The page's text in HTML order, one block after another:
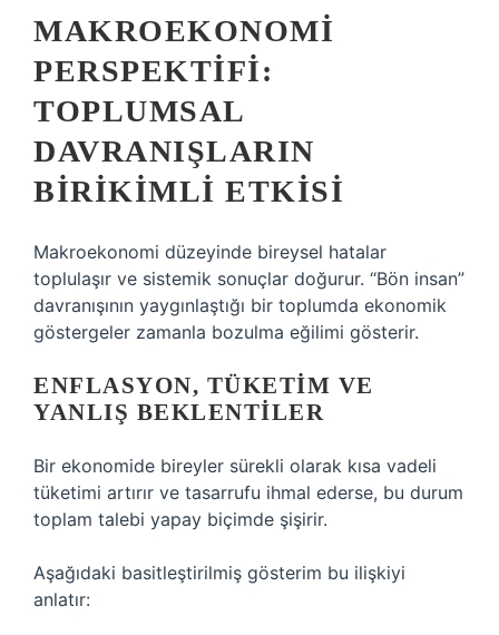
MAKROEKONOMI
PERSPEKTIFI:
TOPLUMSAL
DAVRANIŞLARIN
BIRIKIMLI ETKISI
Makroekonomi düzeyinde bireysel hatalar
toplulaşır ve sistemik sonuçlar doğurur. “Bön insan”
davranışının yaygınlaştığı bir toplumda ekonomik
göstergeler zamanla bozulma eğilimi gösterir.
ENFLASYON, TÜKETIM VE
YANLIŞ BEKLENTILER
Bir ekonomide bireyler sürekli olarak kısa vadeli
tüketimi artırır ve tasarrufu ihmal ederse, bu durum
toplam talebi yapay biçimde şişirir.
Aşağıdaki basitleştirilmiş gösterim bu ilişkiyi
anlatır: